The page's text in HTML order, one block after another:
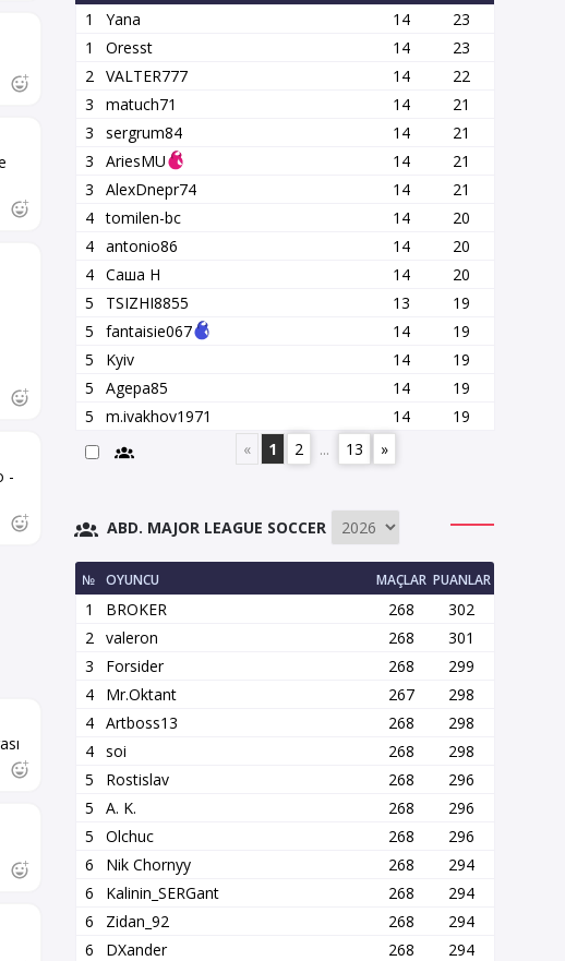
-
1 Yana 14
23
1
Oresst 14
23
2
VALTER777 14
22
3
matuch71 14
21
3
sergrum84 14
21
3
AriesMU 14
21
3
AlexDnepr74 14
21
4 tomilen-bc 14
20
4 antonio86 14
20
4 Саша Н 14
20
5
TSIZHI8855 13
19
5
fantaisie067 14
19
5
Kyiv 14
19
5
Agepa85 14
19
5
m.ivakhov1971 14
19
«
1 2 ... 13 »
ABD. MAJOR LEAGUE SOCCER
№ OYUNCU MAÇLAR PUANLAR
1 BROKER 268
302
2
valeron 268
301
3
Forsider 268
299
4
Mr.Oktant 267
298
4 Artboss13 268
298
4 soi 268
298
5
Rostislav 268
296
5
A. K. 268
296
5
Olchuc 268
296
6
Nik Chornyy 268
294
6
Kalinin_SERGant 268
294
6
Zidan_92 268
294
6
DXander 268
294